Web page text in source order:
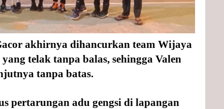
akhirnya dihancurkan team Wijaya
telak tanpa balas, sehingga Valen
tanpa batas.
pertarungan adu gengsi di lapangan